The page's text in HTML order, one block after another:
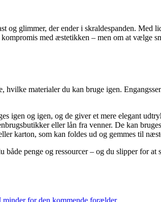
og glimmer, der ender i skraldespanden.
med æstetikken – men om at vælge
hvilke materialer du kan bruge igen.
igen og igen, og de giver et mere elegant
eller lån fra venner. De kan
karton, som kan foldes ud og gemmes til
penge og ressourcer – og du slipper for at
minder for den kommende forælder